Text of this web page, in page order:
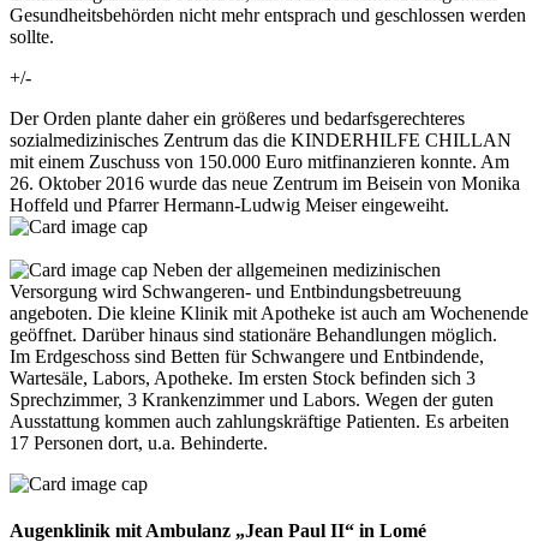
Gesundheitsbehörden nicht mehr entsprach und geschlossen werden
sollte.
+/-
Der Orden plante daher ein größeres und bedarfsgerechteres
sozialmedizinisches Zentrum das die KINDERHILFE CHILLAN
mit einem Zuschuss von 150.000 Euro mitfinanzieren konnte. Am
26. Oktober 2016 wurde das neue Zentrum im Beisein von Monika
Hoffeld und Pfarrer Hermann-Ludwig Meiser eingeweiht.
Neben der allgemeinen medizinischen
Versorgung wird Schwangeren- und Entbindungsbetreuung
angeboten. Die kleine Klinik mit Apotheke ist auch am Wochenende
geöffnet. Darüber hinaus sind stationäre Behandlungen möglich.
Im Erdgeschoss sind Betten für Schwangere und Entbindende,
Wartesäle, Labors, Apotheke. Im ersten Stock befinden sich 3
Sprechzimmer, 3 Krankenzimmer und Labors. Wegen der guten
Ausstattung kommen auch zahlungskräftige Patienten. Es arbeiten
17 Personen dort, u.a. Behinderte.
Augenklinik mit Ambulanz „Jean Paul II“ in Lomé